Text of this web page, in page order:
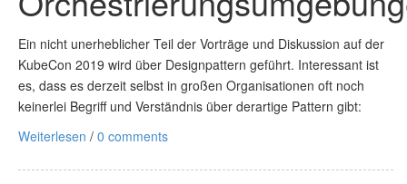
Ein nicht unerheblicher Teil der Vorträge und Diskussion auf der
KubeCon 2019 wird über Designpattern geführt. Interessant ist
es, dass es derzeit selbst in großen Organisationen oft noch
keinerlei Begriff und Verständnis über derartige Pattern gibt:
Weiterlesen / 0 comments